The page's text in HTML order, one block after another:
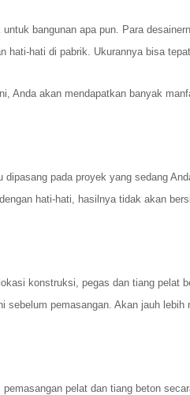
bangunan apa pun. Para
hati-hati di pabrik. Ukurannya bisa
Anda akan mendapatkan banyak
dipasang pada proyek yang sedang
hati-hati, hasilnya tidak akan
konstruksi, pegas dan tiang pelat
sebelum pemasangan. Akan jauh
pemasangan pelat dan tiang beton